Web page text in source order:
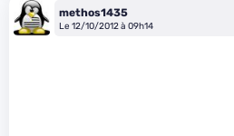
methos1435
Le 12/10/2012 à 09h14